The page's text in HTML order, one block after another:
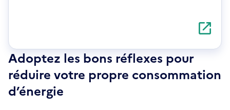
nouvelle
fenêtre
Adoptez les bons réflexes pour
réduire votre propre consommation
d’énergie